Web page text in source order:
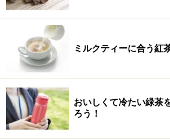
ミルクティーに合う紅
おいしくて冷たい緑茶
ろう！